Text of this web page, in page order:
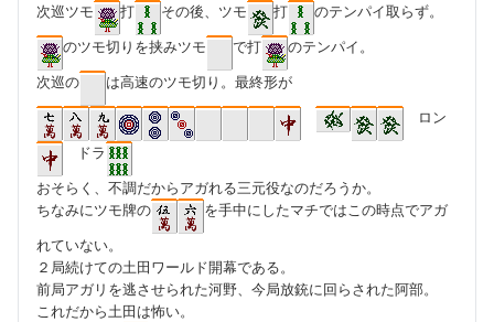
次巡ツモ
打 その後、ツモ 打
のテンパイ取らず。
のツモ切りを挟みツモ
で打
のテンパイ。
次巡の
は高速のツモ切り。最終形が
ロン
ドラ
おそらく、不調だからアガれる三元役なのだろうか。
ちなみにツモ牌の
を手中にしたマチではこの時点でアガ
れていない。
２局続けての土田ワールド開幕である。
前局アガリを逃させられた河野、今局放銃に回らされた阿部。
これだから土田は怖い。